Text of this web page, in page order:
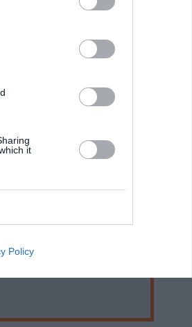
it
Policy
Πλατεία Βικτωρίας,